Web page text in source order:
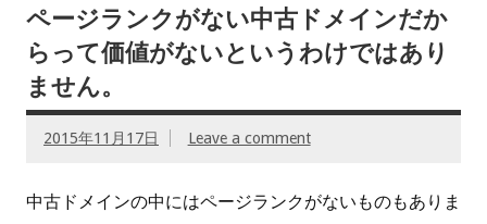
ページランクがない中古ドメインだか
らって価値がないというわけではあり
ません。
2015年11月17日 Leave a comment
中古ドメインの中にはページランクがないものもありま